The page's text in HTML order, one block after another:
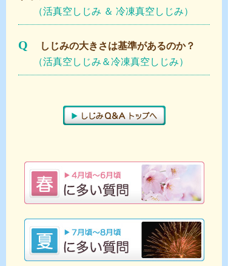
（活真空しじみ ＆ 冷凍真空しじみ）
Q
しじみの大きさは基準があるのか？
（活真空しじみ＆冷凍真空しじみ）